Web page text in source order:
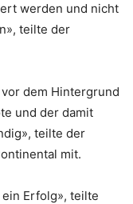
werden und nicht
teilte der
dem Hintergrund
und der damit
teilte der
mit.
Erfolg», teilte